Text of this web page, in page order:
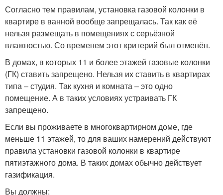
Согласно тем правилам, установка газовой колонки в
квартире в ванной вообще запрещалась. Так как её
нельзя размещать в помещениях с серьёзной
влажностью. Со временем этот критерий был отменён.
В домах, в которых 11 и более этажей газовые колонки
(ГК) ставить запрещено. Нельзя их ставить в квартирах
типа – студия. Так кухня и комната – это одно
помещение. А в таких условиях устраивать ГК
запрещено.
Если вы проживаете в многоквартирном доме, где
меньше 11 этажей, то для ваших намерений действуют
правила установки газовой колонки в квартире
пятиэтажного дома. В таких домах обычно действует
газификация.
Вы должны: